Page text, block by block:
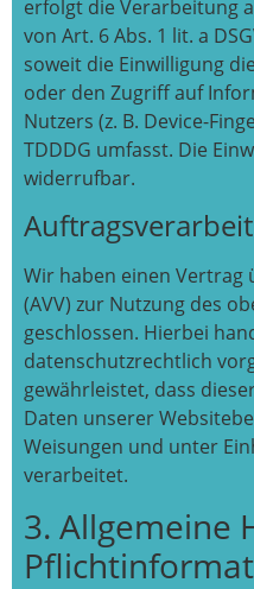
erfolgt die Verarbeitung
von Art. 6 Abs. 1 lit. a
soweit die Einwilligung
oder den Zugriff auf
Nutzers (z. B. Device-
TDDDG umfasst. Die
widerrufbar.
Wir haben einen
(AVV) zur Nutzung des
geschlossen. Hierbei
datenschutzrechtlich
gewährleistet, dass
Daten unserer
Weisungen und unter
verarbeitet.
3. Allgemeine